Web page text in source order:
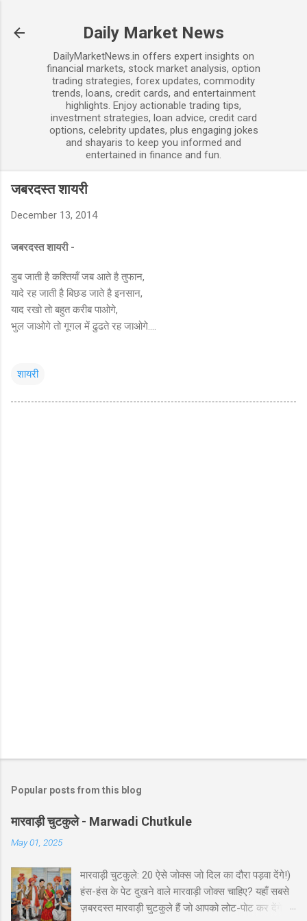
Daily Market News
DailyMarketNews.in offers expert insights on
financial markets, stock market analysis, option
trading strategies, forex updates, commodity
trends, loans, credit cards, and entertainment
highlights. Enjoy actionable trading tips,
investment strategies, loan advice, credit card
options, celebrity updates, plus engaging jokes
and shayaris to keep you informed and
entertained in finance and fun.
जबरदस्त शायरी
December 13, 2014
जबरदस्त शायरी -
डुब जाती है कश्तियाँ जब आते है तुफान,
यादे रह जाती है बिछड जाते है इनसान,
याद रखो तो बहुत करीब पाओगे,
भुल जाओगे तो गूगल में ढुढते रह जाओगे....
शायरी
Popular posts from this blog
मारवाड़ी चुटकुले - Marwadi Chutkule
May 01, 2025
मारवाड़ी चुटकुले: 20 ऐसे जोक्स जो दिल का दौरा पड़वा देंगे!)
हंस-हंस के पेट दुखने वाले मारवाड़ी जोक्स चाहिए? यहाँ सबसे
ज़बरदस्त मारवाड़ी चुटकुले हैं जो आपको लोट-पोट कर देंगे! ⚡